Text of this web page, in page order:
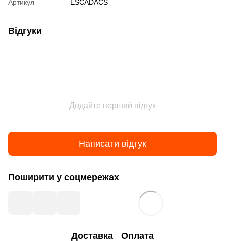
Артикул ESCADACS
Відгуки
Додайте перший відгук
Написати відгук
Поширити у соцмережах
Доставка Оплата